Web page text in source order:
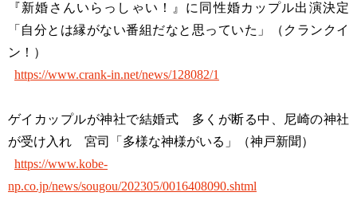
『新婚さんいらっしゃい！』に同性婚カップル出演決定
「自分とは縁がない番組だなと思っていた」（クランクイ
ン！）
https://www.crank-in.net/news/128082/1
ゲイカップルが神社で結婚式 多くが断る中、尼崎の神社
が受け入れ 宮司「多様な神様がいる」（神戸新聞）
https://www.kobe-
np.co.jp/news/sougou/202305/0016408090.shtml